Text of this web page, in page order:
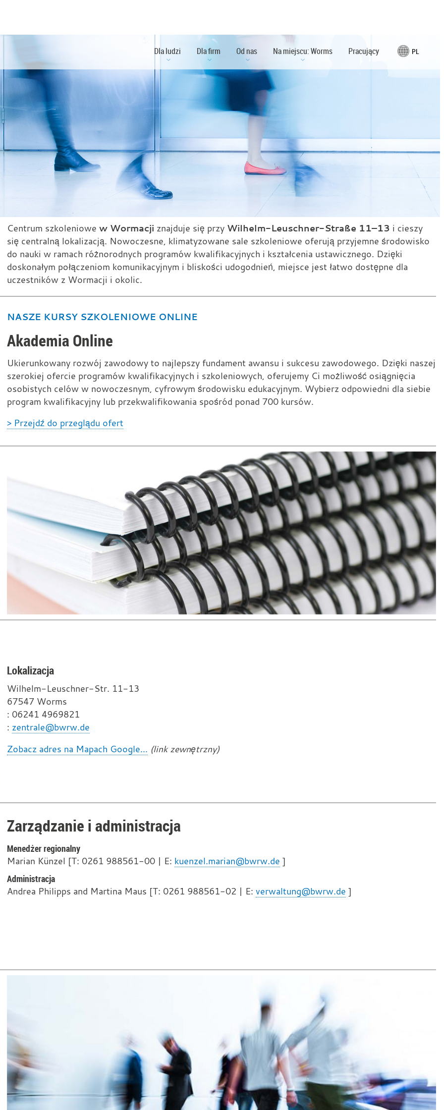
Dla ludzi Dla firm Od nas Na miejscu: Worms
Pracujący
PL
Centrum szkoleniowew Wormacji znajduje się przy Wilhelm-Leuschner-Straße 11–13 i cieszy
się centralną lokalizacją. Nowoczesne, klimatyzowane sale szkoleniowe oferują przyjemne środowisko
do nauki w ramach różnorodnych programów kwalifikacyjnych i kształcenia ustawicznego. Dzięki
doskonałym połączeniom komunikacyjnym i bliskości udogodnień, miejsce jest łatwo dostępne dla
uczestników z Wormacji i okolic.
NASZE KURSY SZKOLENIOWE ONLINE
Akademia Online
Ukierunkowany rozwój zawodowy to najlepszy fundament awansu i sukcesu zawodowego. Dzięki naszej
szerokiej ofercie programów kwalifikacyjnych i szkoleniowych, oferujemy Ci możliwość osiągnięcia
osobistych celów w nowoczesnym, cyfrowym środowisku edukacyjnym. Wybierz odpowiedni dla siebie
program kwalifikacyjny lub przekwalifikowania spośród ponad 700 kursów.
> Przejdź do przeglądu ofert
Lokalizacja
Wilhelm-Leuschner-Str. 11-13
67547 Worms
T
e
e
: 06241 4969821
E
m
: zentrale@bwrw.de
Zobacz adres na Mapach Google... (link zewnętrzny)
Zarządzanie i administracja
Menedżer regionalny
Marian Künzel [T: 0261 988561-00 | E: kuenzel.marian@bwrw.de ]
Administracja
Andrea Philipps and Martina Maus [T: 0261 988561-02 | E:verwaltung@bwrw.de ]